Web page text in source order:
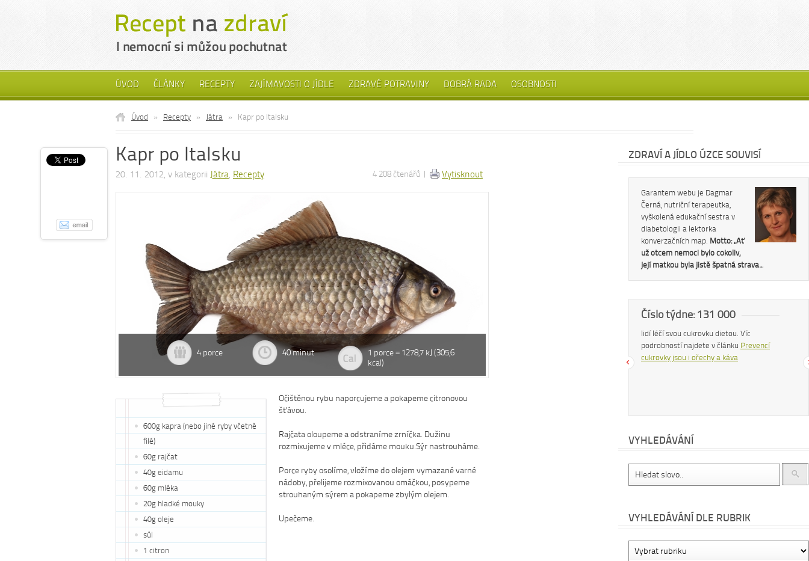
ÚVOD ČLÁNKY RECEPTY ZAJÍMAVOSTI O JÍDLE ZDRAVÉ POTRAVINY DOBRÁ RADA OSOBNOSTI
Úvod » Recepty » Játra » Kapr po Italsku
Kapr po Italsku
20. 11. 2012, v kategorii Játra, Recepty Vytisknout
4 208 čtenářů |
4 porce 40 minut
1 porce = 1278,7 kJ (305,6
kcal)
600g kapra (nebo jiné ryby včetně
filé)
60g rajčat
40g eidamu
60g mléka
20g hladké mouky
40g oleje
sůl
1 citron
Očištěnou rybu naporcujeme a pokapeme citronovou
šťávou.
Rajčata oloupeme a odstraníme zrníčka. Dužinu
rozmixujeme v mléce, přidáme mouku.Sýr nastrouháme.
Porce ryby osolíme, vložíme do olejem vymazané varné
nádoby, přelijeme rozmixovanou omáčkou, posypeme
strouhaným sýrem a pokapeme zbylým olejem.
Upečeme.
ZDRAVÍ A JÍDLO ÚZCE SOUVISÍ
Garantem webu je Dagmar
Černá, nutriční terapeutka,
vyškolená edukační sestra v
diabetologii a lektorka
konverzačních map. Motto: „Ať
už otcem nemoci bylo cokoliv,
její matkou byla jistě špatná strava.„
Číslo týdne: 131 000
lidí léčí svou cukrovku dietou. Víc
podrobností najdete v článku Prevencí
cukrovky jsou i ořechy a káva
cítit
VYHLEDÁVÁNÍ
VYHLEDÁVÁNÍ DLE RUBRIK
dle